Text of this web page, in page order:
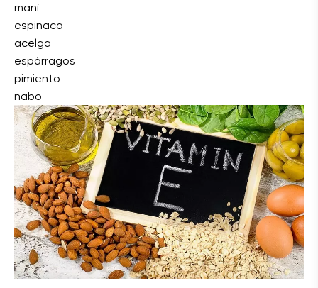
maní
espinaca
acelga
espárragos
pimiento
nabo